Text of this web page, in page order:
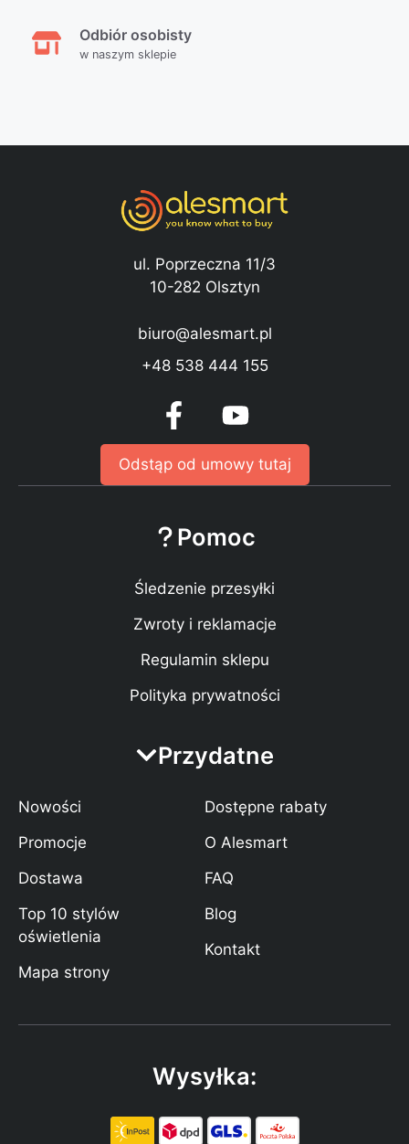
Odbiór osobisty
w naszym sklepie
ul. Poprzeczna 11/3
10-282 Olsztyn
biuro@alesmart.pl
+48 538 444 155
Odstąp od umowy tutaj
Pomoc
Śledzenie przesyłki
Zwroty i reklamacje
Regulamin sklepu
Polityka prywatności
Przydatne
Nowości
Promocje
Dostawa
Top 10 stylów
oświetlenia
Mapa strony
Dostępne rabaty
O Alesmart
FAQ
Blog
Kontakt
Wysyłka: